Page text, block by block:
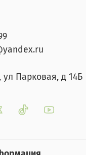
ул Парковая, д 14Б